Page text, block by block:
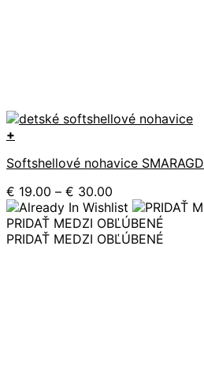
+
produkt
viacero
variantov.
Možnosti
si
Softshellové nohavice SMARAGD
€ 19.00 – € 30.00
range:
€ 19.00
through
PRIDAŤ MEDZI OBĽÚBENÉ
PRIDAŤ MEDZI OBĽÚBENÉ